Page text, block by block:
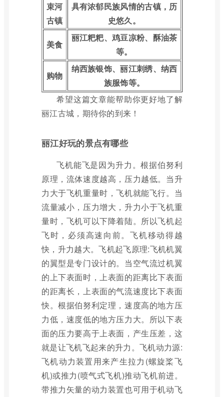
束河
古镇
具有浓郁民族风情的古镇，历
史悠久。
美食
丽江粑粑、鸡豆凉粉、酥油茶
等。
购物
纳西族银饰、丽江刺绣、纳西
族服饰等。
希望这篇文章能帮助你更好地了解
丽江古城，期待你的到来！
丽江好玩的景点有哪些
飞机能飞是因为升力。根据伯努利
原理，流体速度越高，压力越低。当升
力大于飞机重量时，飞机就能飞行。当
流量减小，压力增大，升力小于飞机重
量时，飞机可以下降着陆。所以飞机起
飞时，必须高速向前。飞机移动得越
快，升力越大。飞机起飞原理:飞机机翼
的翼型是专门设计的。当空气流过机翼
的上下表面时，上表面的距离比下表面
的距离长，上表面的气流速度比下表面
快。根据伯努利定理，速度高的地方压
力低，速度低的地方压力大。所以下表
面的压力要高于上表面，产生压差，这
就是让飞机飞起来的升力。飞机动力源:
飞机动力装置用来产生拉力(螺旋桨飞
机)或推力(喷气式飞机)推动飞机前进。
带推力矢量的动力装置也可用于机动飞